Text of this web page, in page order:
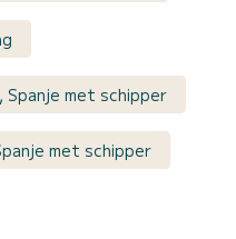
Spanje met schipper
met schipper